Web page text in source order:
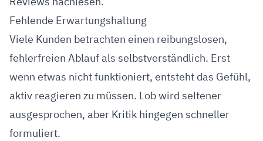
Fehlende Erwartungshaltung
Viele Kunden betrachten einen reibungslosen,
fehlerfreien Ablauf als selbstverständlich. Erst
wenn etwas nicht funktioniert, entsteht das Gefühl,
aktiv reagieren zu müssen. Lob wird seltener
ausgesprochen, aber Kritik hingegen schneller
formuliert.